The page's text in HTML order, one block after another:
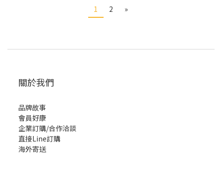
1 2 »
關於我們
品牌故事
會員好康
企業訂購/合作洽談
直接Line訂購
海外寄送